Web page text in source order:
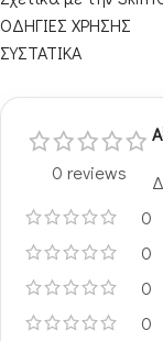
ΟΔΗΓΙΕΣ ΧΡΗΣΗΣ
ΣΥΣΤΑΤΙΚΑ
0 reviews
0
0
0
0